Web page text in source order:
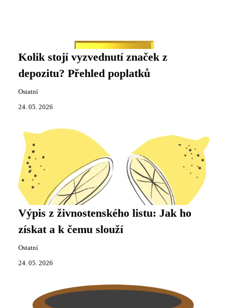
Kolik stojí vyzvednutí značek z
depozitu? Přehled poplatků
Ostatní
24. 05. 2026
Výpis z živnostenského listu: Jak ho
získat a k čemu slouží
Ostatní
24. 05. 2026